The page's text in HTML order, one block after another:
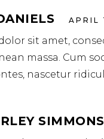
APRIL
sit amet,
massa. Cum
nascetur
SIMMONS